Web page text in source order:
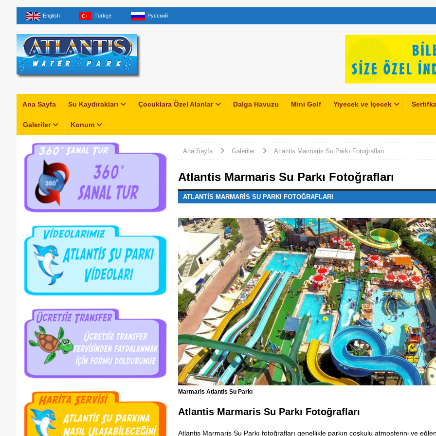
English Türkçe Русский
Ana Sayfa Su Kaydırakları Çocuklara Özel Alanlar Dalga Havuzu Mini Golf Yiyecek ve İçecek
Galeriler Konum
Ana Sayfa Galeriler Atlantis Marmaris Su Parkı Fotoğrafları
Atlantis Marmaris Su Parkı Fotoğrafları
ATLANTIS MARMARIS SU PARKI FOTOĞRAFLARI
Marmaris Atlantis Su Parkı
Atlantis Marmaris Su Parkı Fotoğrafları
Atlantis Marmaris Su Parkı fotoğrafları genellikle parkın coşkulu atmosferini ve